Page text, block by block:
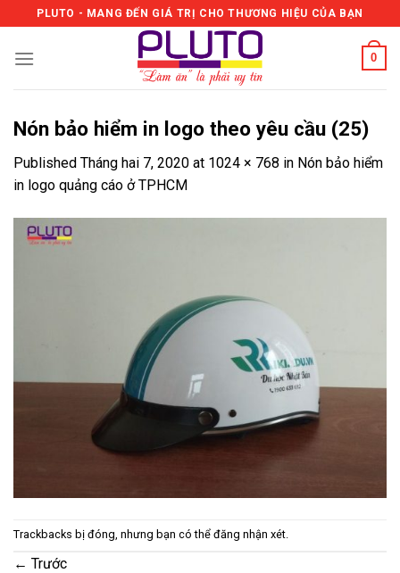
to
content
PLUTO - MANG ĐẾN GIÁ TRỊ CHO THƯƠNG HIỆU CỦA BẠN
0
Nón bảo hiểm in logo theo yêu cầu (25)
Published Tháng hai 7, 2020 at 1024 × 768 in Nón bảo hiểm
in logo quảng cáo ở TPHCM
Trackbacks bị đóng, nhưng bạn có thể đăng nhận xét.
← Trước